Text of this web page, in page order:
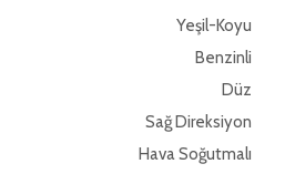
Yeşil-Koyu
Benzinli
Düz
Sağ Direksiyon
Hava Soğutmalı